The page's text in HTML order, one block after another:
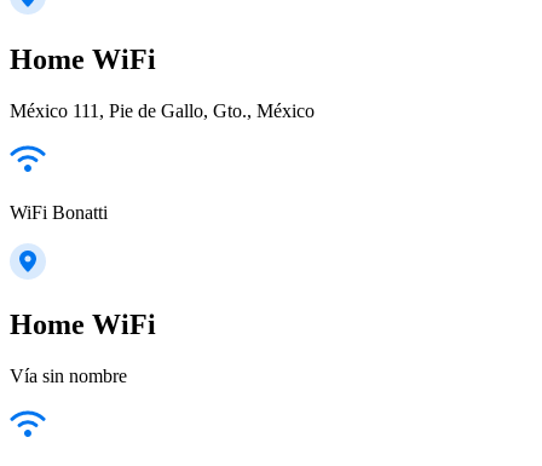
Home WiFi
México 111, Pie de Gallo, Gto., México
WiFi Bonatti
Home WiFi
Vía sin nombre